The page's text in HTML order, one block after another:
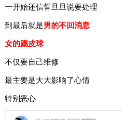
一开始还信誓旦旦说要处理
到最后就是男的不回消息
女的踢皮球
不仅要自己维修
最主要是大大影响了心情
特别恶心